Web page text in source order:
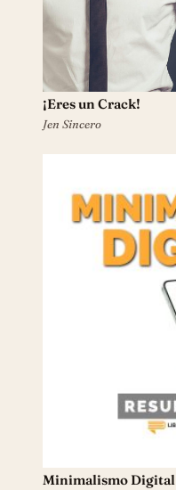
¡Eres un Crack!
Jen Sincero
Minimalismo Digital